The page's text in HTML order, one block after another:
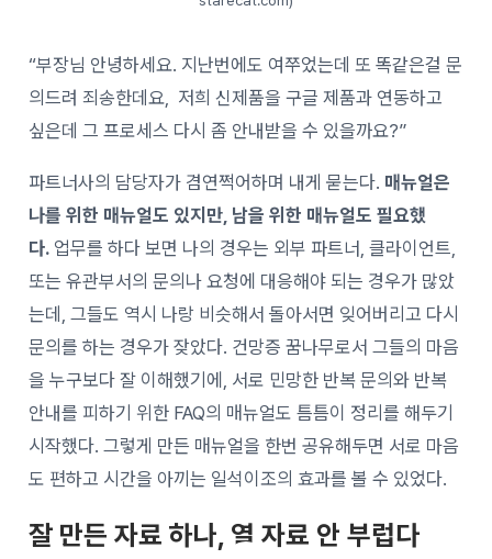
“부장님 안녕하세요. 지난번에도 여쭈었는데 또 똑같은걸 문
의드려 죄송한데요, 저희 신제품을 구글 제품과 연동하고
싶은데 그 프로세스 다시 좀 안내받을 수 있을까요?”
파트너사의 담당자가 겸연쩍어하며 내게 묻는다. 매뉴얼은
나를 위한 매뉴얼도 있지만, 남을 위한 매뉴얼도 필요했
다. 업무를 하다 보면 나의 경우는 외부 파트너, 클라이언트,
또는 유관부서의 문의나 요청에 대응해야 되는 경우가 많았
는데, 그들도 역시 나랑 비슷해서 돌아서면 잊어버리고 다시
문의를 하는 경우가 잦았다. 건망증 꿈나무로서 그들의 마음
을 누구보다 잘 이해했기에, 서로 민망한 반복 문의와 반복
안내를 피하기 위한 FAQ의 매뉴얼도 틈틈이 정리를 해두기
시작했다. 그렇게 만든 매뉴얼을 한번 공유해두면 서로 마음
도 편하고 시간을 아끼는 일석이조의 효과를 볼 수 있었다.
잘 만든 자료 하나, 열 자료 안 부럽다